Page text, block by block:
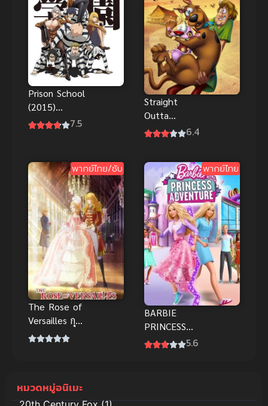
Prison School
(2015)
โรงเรียนคุก7.5
Straight
Outta
Nowhere
Courage ซับ
ไทยฟรี
6.4
พากย์ไทย/ซับ
The Rose of
Versailles กุ
หลาบแวร์
พากย์ไทย
BARBIE
PRINCESS
ADVENTURE
5.6
หมวดหมู่อนิเมะ